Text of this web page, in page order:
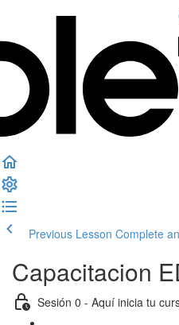
Previous Lesson Complete
Capacitacion
Sesión 0 - Aquí inicia tu